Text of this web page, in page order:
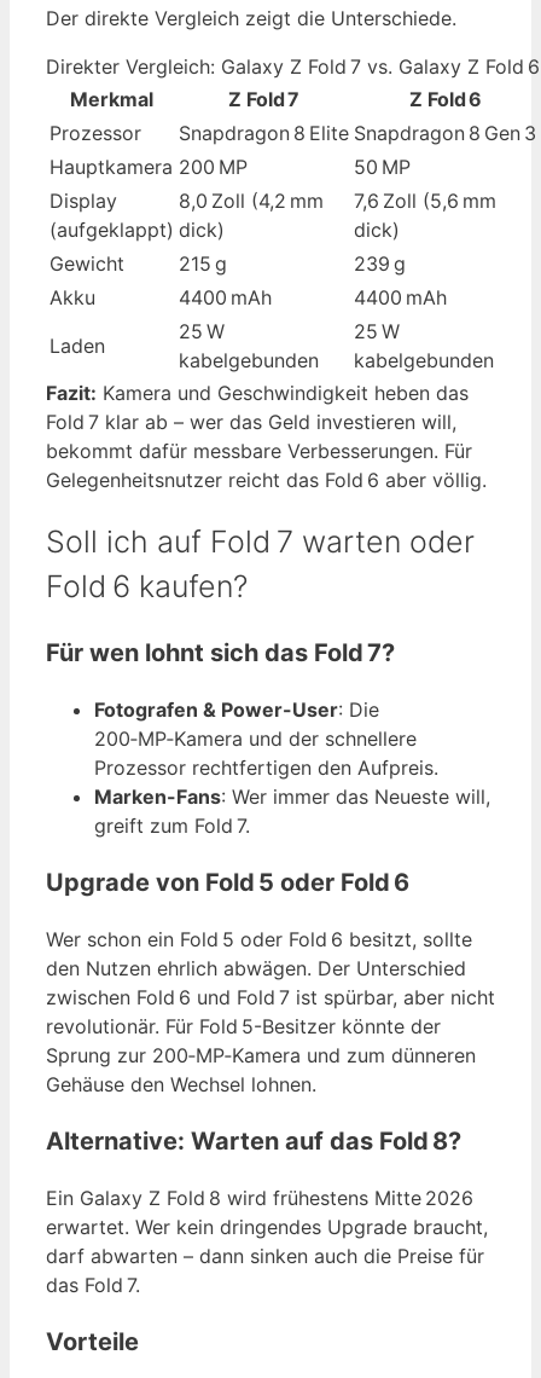
Der direkte Vergleich zeigt die Unterschiede.
Direkter Vergleich: Galaxy Z Fold 7 vs. Galaxy Z Fold 6
Merkmal
Z Fold 7
Z Fold 6
Prozessor
Snapdragon 8 Elite Snapdragon 8 Gen 3
Hauptkamera 200 MP
50 MP
Display
(aufgeklappt)
8,0 Zoll (4,2 mm
dick)
7,6 Zoll (5,6 mm
dick)
Gewicht
215 g
239 g
Akku
4400 mAh
4400 mAh
Laden
25 W
kabelgebunden
25 W
kabelgebunden
Fazit: Kamera und Geschwindigkeit heben das
Fold 7 klar ab – wer das Geld investieren will,
bekommt dafür messbare Verbesserungen. Für
Gelegenheitsnutzer reicht das Fold 6 aber völlig.
Soll ich auf Fold 7 warten oder
Fold 6 kaufen?
Für wen lohnt sich das Fold 7?
Fotografen & Power-User: Die
200‑MP‑Kamera und der schnellere
Prozessor rechtfertigen den Aufpreis.
Marken-Fans: Wer immer das Neueste will,
greift zum Fold 7.
Upgrade von Fold 5 oder Fold 6
Wer schon ein Fold 5 oder Fold 6 besitzt, sollte
den Nutzen ehrlich abwägen. Der Unterschied
zwischen Fold 6 und Fold 7 ist spürbar, aber nicht
revolutionär. Für Fold 5-Besitzer könnte der
Sprung zur 200‑MP‑Kamera und zum dünneren
Gehäuse den Wechsel lohnen.
Alternative: Warten auf das Fold 8?
Ein Galaxy Z Fold 8 wird frühestens Mitte 2026
erwartet. Wer kein dringendes Upgrade braucht,
darf abwarten – dann sinken auch die Preise für
das Fold 7.
Vorteile